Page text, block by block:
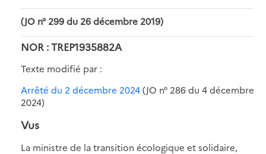
(JO n° 299 du 26 décembre 2019)
NOR : TREP1935882A
Texte modifié par :
Arrêté du 2 décembre 2024(JO n° 286 du 4 décembre
2024)
Vus
La ministre de la transition écologique et solidaire,